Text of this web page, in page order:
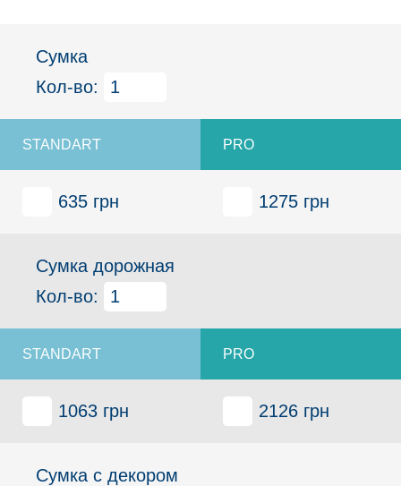
Сумка
Кол-во:
635 грн 1275 грн
Сумка дорожная
Кол-во:
1063 грн 2126 грн
Сумка с декором